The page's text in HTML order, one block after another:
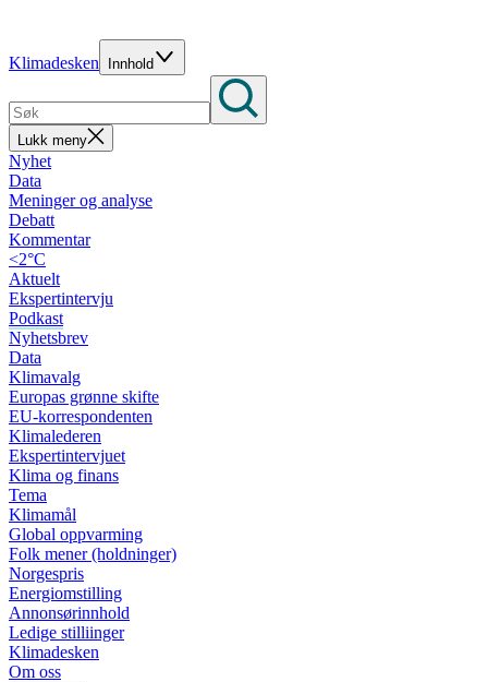
Klimadesken Innhold
Lukk meny
Nyhet
Data
Meninger og analyse
Debatt
Kommentar
<2°C
Aktuelt
Ekspertintervju
Podkast
Nyhetsbrev
Data
Klimavalg
Europas grønne skifte
EU-korrespondenten
Klimalederen
Ekspertintervjuet
Klima og finans
Tema
Klimamål
Global oppvarming
Folk mener (holdninger)
Norgespris
Energiomstilling
Annonsørinnhold
Ledige stilliinger
Klimadesken
Om oss